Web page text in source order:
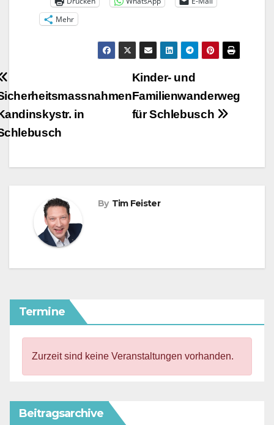
Mehr
Beitragsnavigation
Kinder- und
Familienwanderweg
für Schlebusch
in
By Tim Feister
Termine
Zurzeit sind keine Veranstaltungen vorhanden.
Beitragsarchive